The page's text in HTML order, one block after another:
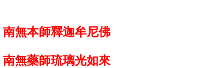
南無本師釋迦牟尼佛
南無藥師琉璃光如來